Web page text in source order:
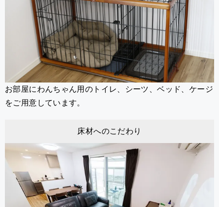
お部屋にわんちゃん用のトイレ、シーツ、ベッド、ケージ
をご用意しています。
床材へのこだわり